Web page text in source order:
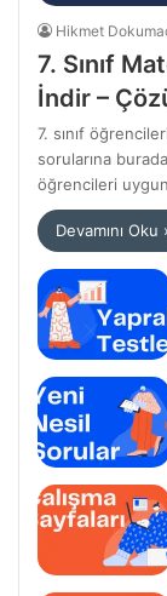
Hikmet
7. Sınıf
İndir –
7. sınıf
sorularına
öğrencileri
Devamını Oku